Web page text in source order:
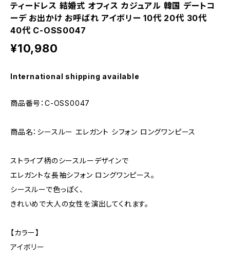
ティードレス 結婚式 オフィス カジュアル 韓国 デートコ
ーデ お出かけ お呼ばれ アイボリー 10代 20代 30代
40代 C-OSS0047
¥10,980
International shipping available
商品番号：C-OSS0047
商品名：シースルー エレガント シフォン ロングワンピース
ストライプ柄のシースルーデザインで
エレガントな長袖シフォン ロングワンピース。
シースルーで色っぽく、
きれいめで大人の女性を演出してくれます。
【カラー】
アイボリー